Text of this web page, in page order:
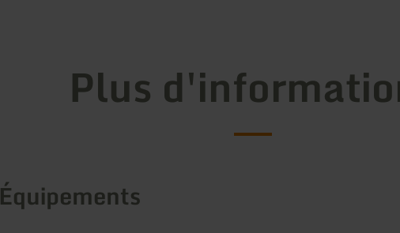
Plus
Équipements